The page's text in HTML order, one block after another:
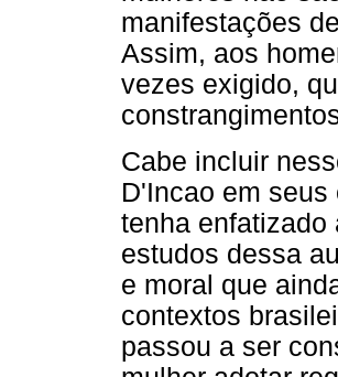
manifestações
Assim, aos
vezes exigido,
Cabe incluir
D'Incao em
tenha enfatizado
estudos dessa
e moral que
contextos
passou a ser